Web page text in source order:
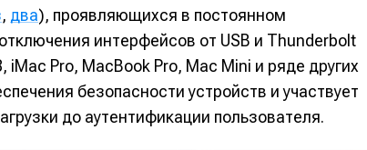
, два), проявляющихся в постоянном
интерфейсов от USB и Thunderbolt
Pro, MacBook Pro, Mac Mini и ряде других
безопасности устройств и участвует
до аутентификации пользователя.